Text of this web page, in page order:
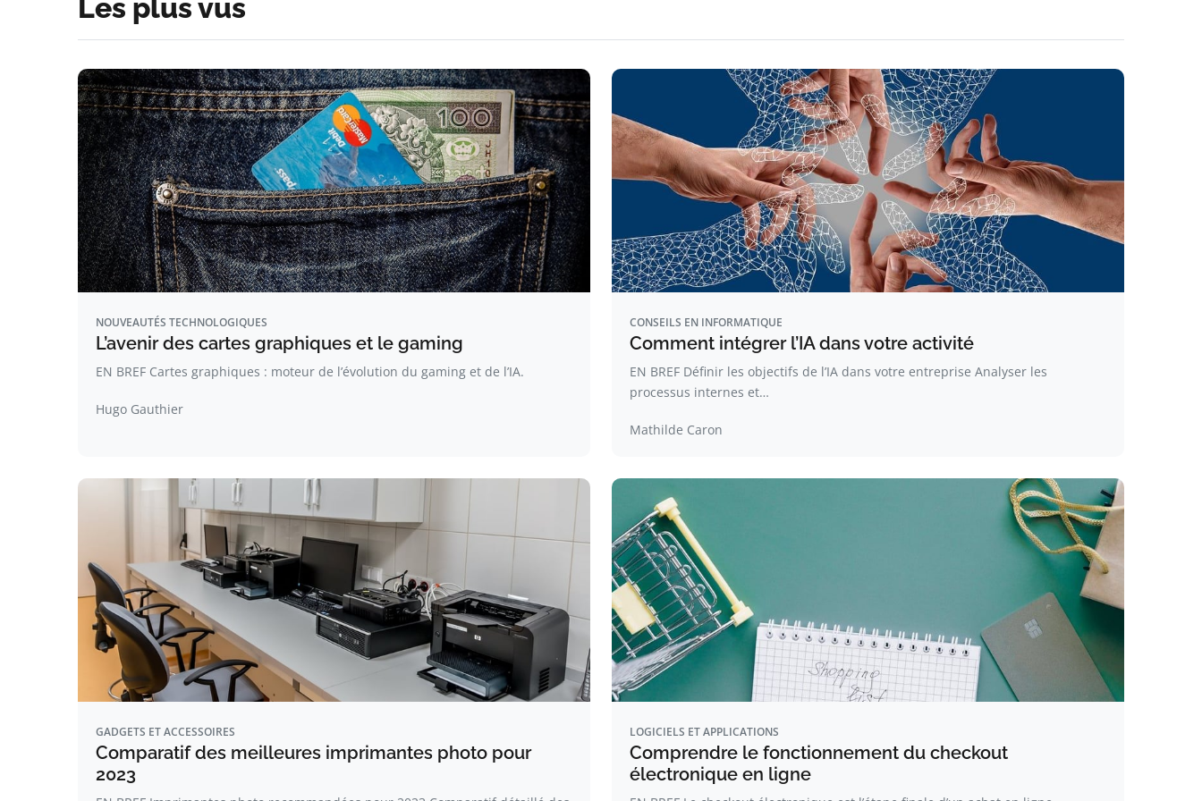
Les plus vus
NOUVEAUTÉS TECHNOLOGIQUES
L’avenir des cartes graphiques et le gaming
EN BREF Cartes graphiques : moteur de l’évolution du gaming et de l’IA.
Hugo Gauthier
CONSEILS EN INFORMATIQUE
Comment intégrer l’IA dans votre activité
EN BREF Définir les objectifs de l’IA dans votre entreprise Analyser les
processus internes et…
Mathilde Caron
GADGETS ET ACCESSOIRES
Comparatif des meilleures imprimantes photo pour
2023
LOGICIELS ET APPLICATIONS
Comprendre le fonctionnement du checkout
électronique en ligne